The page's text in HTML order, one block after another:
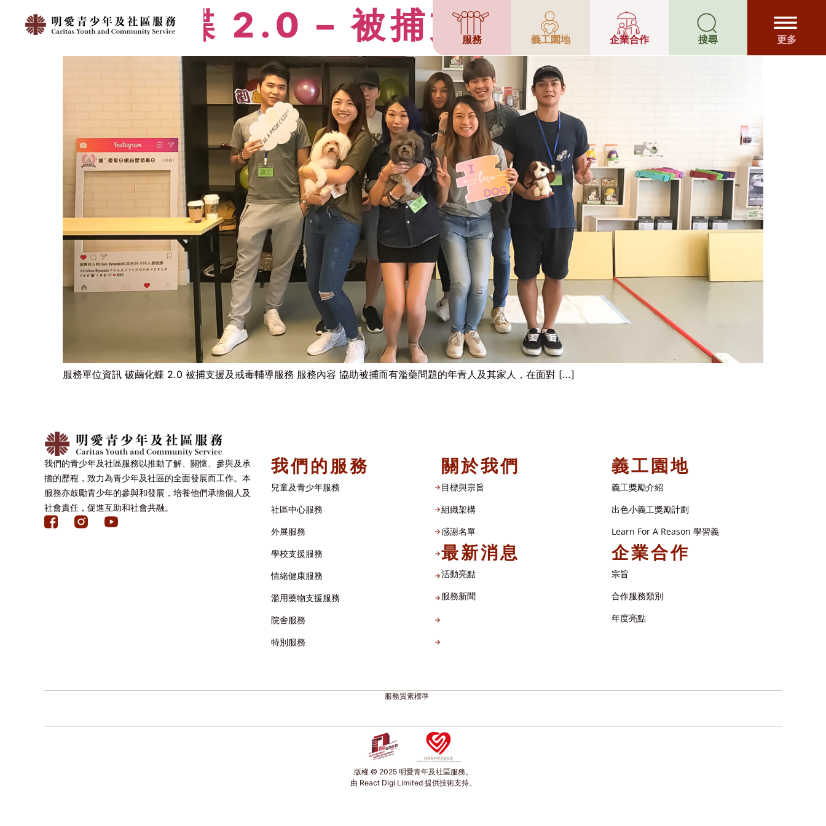
服務 義工園地 企業合作 搜尋 更多
破繭化蝶 2.0 – 被捕支援及戒毒輔導服
服務單位資訊 破繭化蝶 2.0 被捕支援及戒毒輔導服務 服務內容 協助被捕而有濫藥問題的年青人及其家人，在面對 […]
我們的青少年及社區服務以推動了解、關懷、參與及承
擔的歷程，致力為青少年及社區的全面發展而工作。本
服務亦鼓勵青少年的參與和發展，培養他們承擔個人及
社會責任，促進互助和社會共融。
我們的服務
兒童及青少年服務
社區中心服務
外展服務
學校支援服務
情緒健康服務
濫用藥物支援服務
院舍服務
特別服務
關於我們
目標與宗旨
組織架構​
感謝名單​
最新消息
活動亮點
服務新聞
義工園地
義工獎勵介紹
出色小義工獎勵計劃
Learn For A Reason 學習義
企業合作
宗旨
合作服務類別
年度亮點
服務質素標準
版權 © 2025 明愛青年及社區服務。
由 React Digi Limited 提供技術支持。